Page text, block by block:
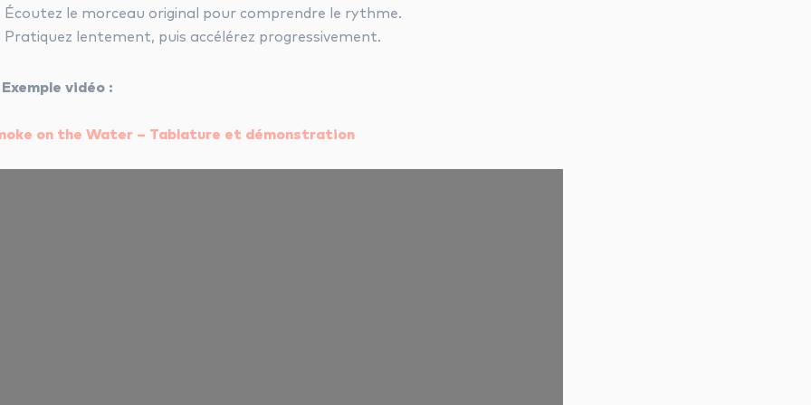
Écoutez le morceau original pour comprendre le rythme.
Pratiquez lentement, puis accélérez progressivement.
Exemple vidéo :
on the Water – Tablature et démonstration